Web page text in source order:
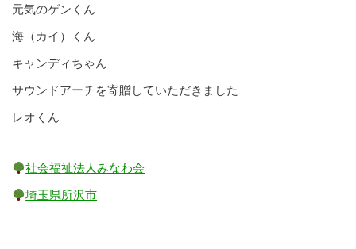
元気のゲンくん
海（カイ）くん
キャンディちゃん
サウンドアーチを寄贈していただきました
レオくん
社会福祉法人みなわ会
埼玉県所沢市